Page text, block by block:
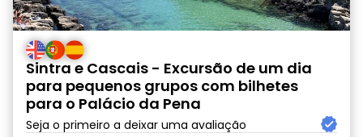
Sintra e Cascais - Excursão de um dia
para pequenos grupos com bilhetes
para o Palácio da Pena
Seja o primeiro a deixar uma avaliação